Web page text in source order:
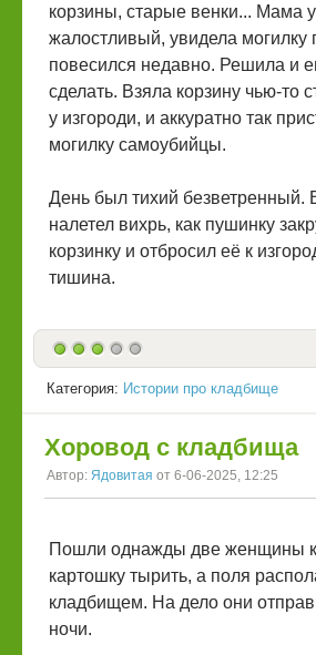
корзины, старые венки... Мама
жалостливый, увидела могилку
повесился недавно. Решила и
сделать. Взяла корзину чью-то
у изгороди, и аккуратно так
могилку самоубийцы.
День был тихий безветренный.
налетел вихрь, как пушинку
корзинку и отбросил её к
тишина.
Категория: Истории про кладбище
Хоровод с кладбища
Автор: Ядовитая от 6-06-2025, 12:25
Пошли однажды две женщины
картошку тырить, а поля
кладбищем. На дело они
ночи.